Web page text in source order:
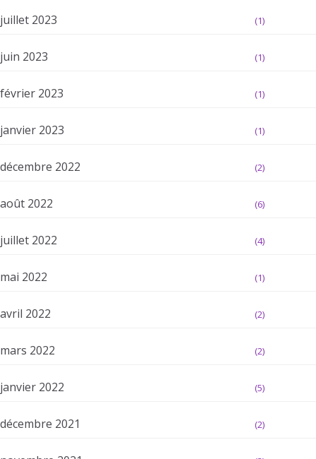
juillet 2023 (1)
juin 2023 (1)
février 2023 (1)
janvier 2023 (1)
décembre 2022 (2)
août 2022 (6)
juillet 2022 (4)
mai 2022 (1)
avril 2022 (2)
mars 2022 (2)
janvier 2022 (5)
décembre 2021 (2)